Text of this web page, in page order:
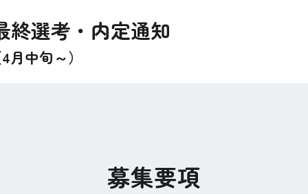
終選考・内定通知
月中旬～）
募集要項